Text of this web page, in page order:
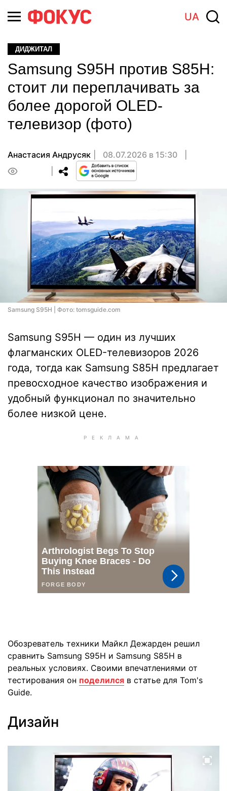
UA
ДИДЖИТАЛ
Samsung S95H против S85H:
стоит ли переплачивать за
более дорогой OLED-
телевизор (фото)
Анастасия Андрусяк
08.07.2026 в 15:30
Samsung S95H | Фото: tomsguide.com
Samsung S95H — один из лучших
флагманских OLED-телевизоров 2026
года, тогда как Samsung S85H предлагает
превосходное качество изображения и
удобный функционал по значительно
более низкой цене.
Обозреватель техники Майкл Дежарден решил
сравнить Samsung S95H и Samsung S85H в
реальных условиях. Своими впечатлениями от
тестирования он поделился в статье для Tom's
Guide.
Дизайн